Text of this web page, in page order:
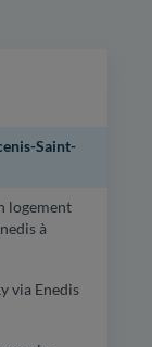
Saint-
logement
à
via Enedis